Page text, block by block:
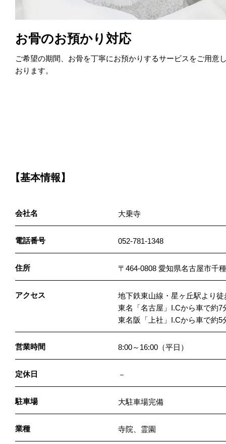
お骨のお預かり対応
ご希望の期間、お骨を丁寧にお預かりするサービスをご用意
おります。
【基本情報】
会社名 大乗寺
電話番号 052-781-1348
住所 〒464-0808 愛知県名古屋市千
アクセス
地下鉄東山線・星ヶ丘駅より徒
東名「名古屋」I.Cから車で約7
東名阪「上社」I.Cから車で約5
営業時間 8:00～16:00（平日）
定休日 －
駐車場 大駐車場完備
業種 寺院、霊園